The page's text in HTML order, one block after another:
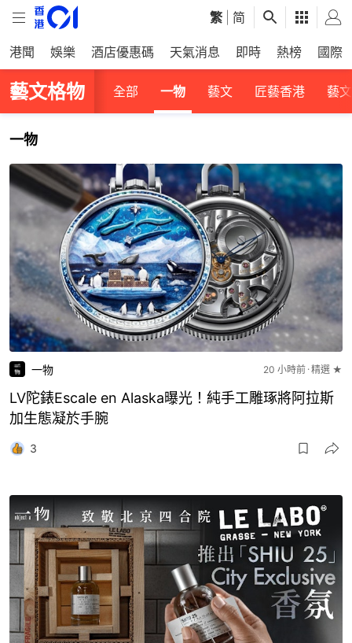
繁 简
港聞 娛樂 酒店優惠碼 天氣消息 即時 熱榜 國際
藝文格物 全部 一物 藝文 匠藝香港 藝
一物
一物 20 小時前 精選 ★
LV陀錶Escale en Alaska曝光！純手工雕琢將阿拉斯
加生態凝於手腕
3